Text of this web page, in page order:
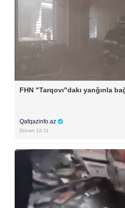
FHN "Tarqovı"dakı yanğınla
Qafqazinfo.az
Dünən 12:11